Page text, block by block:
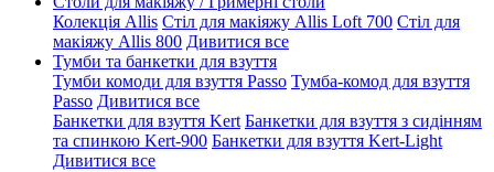
Колекція Allis Стіл для макіяжу Allis Loft 700 Стіл для
макіяжу Allis 800 Дивитися все
Тумби та банкетки для взуття
Тумби комоди для взуття Passo Тумба-комод для взуття
Passo Дивитися все
Банкетки для взуття Kert Банкетки для взуття з сидінням
та спинкою Kert-900 Банкетки для взуття Kert-Light
Дивитися все